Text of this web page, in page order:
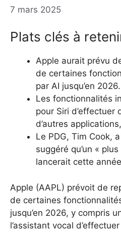
7 mars 2025
Plats clés à
Apple aurait prévu
de certaines
par AI jusqu’en 2026.
Les fonctionnalités
pour Siri d’effectuer
d’autres
Le PDG, Tim Cook,
suggéré qu’un «
lancerait cette
Apple (AAPL) prévoit de
de certaines
jusqu’en 2026, y compris
l’assistant vocal